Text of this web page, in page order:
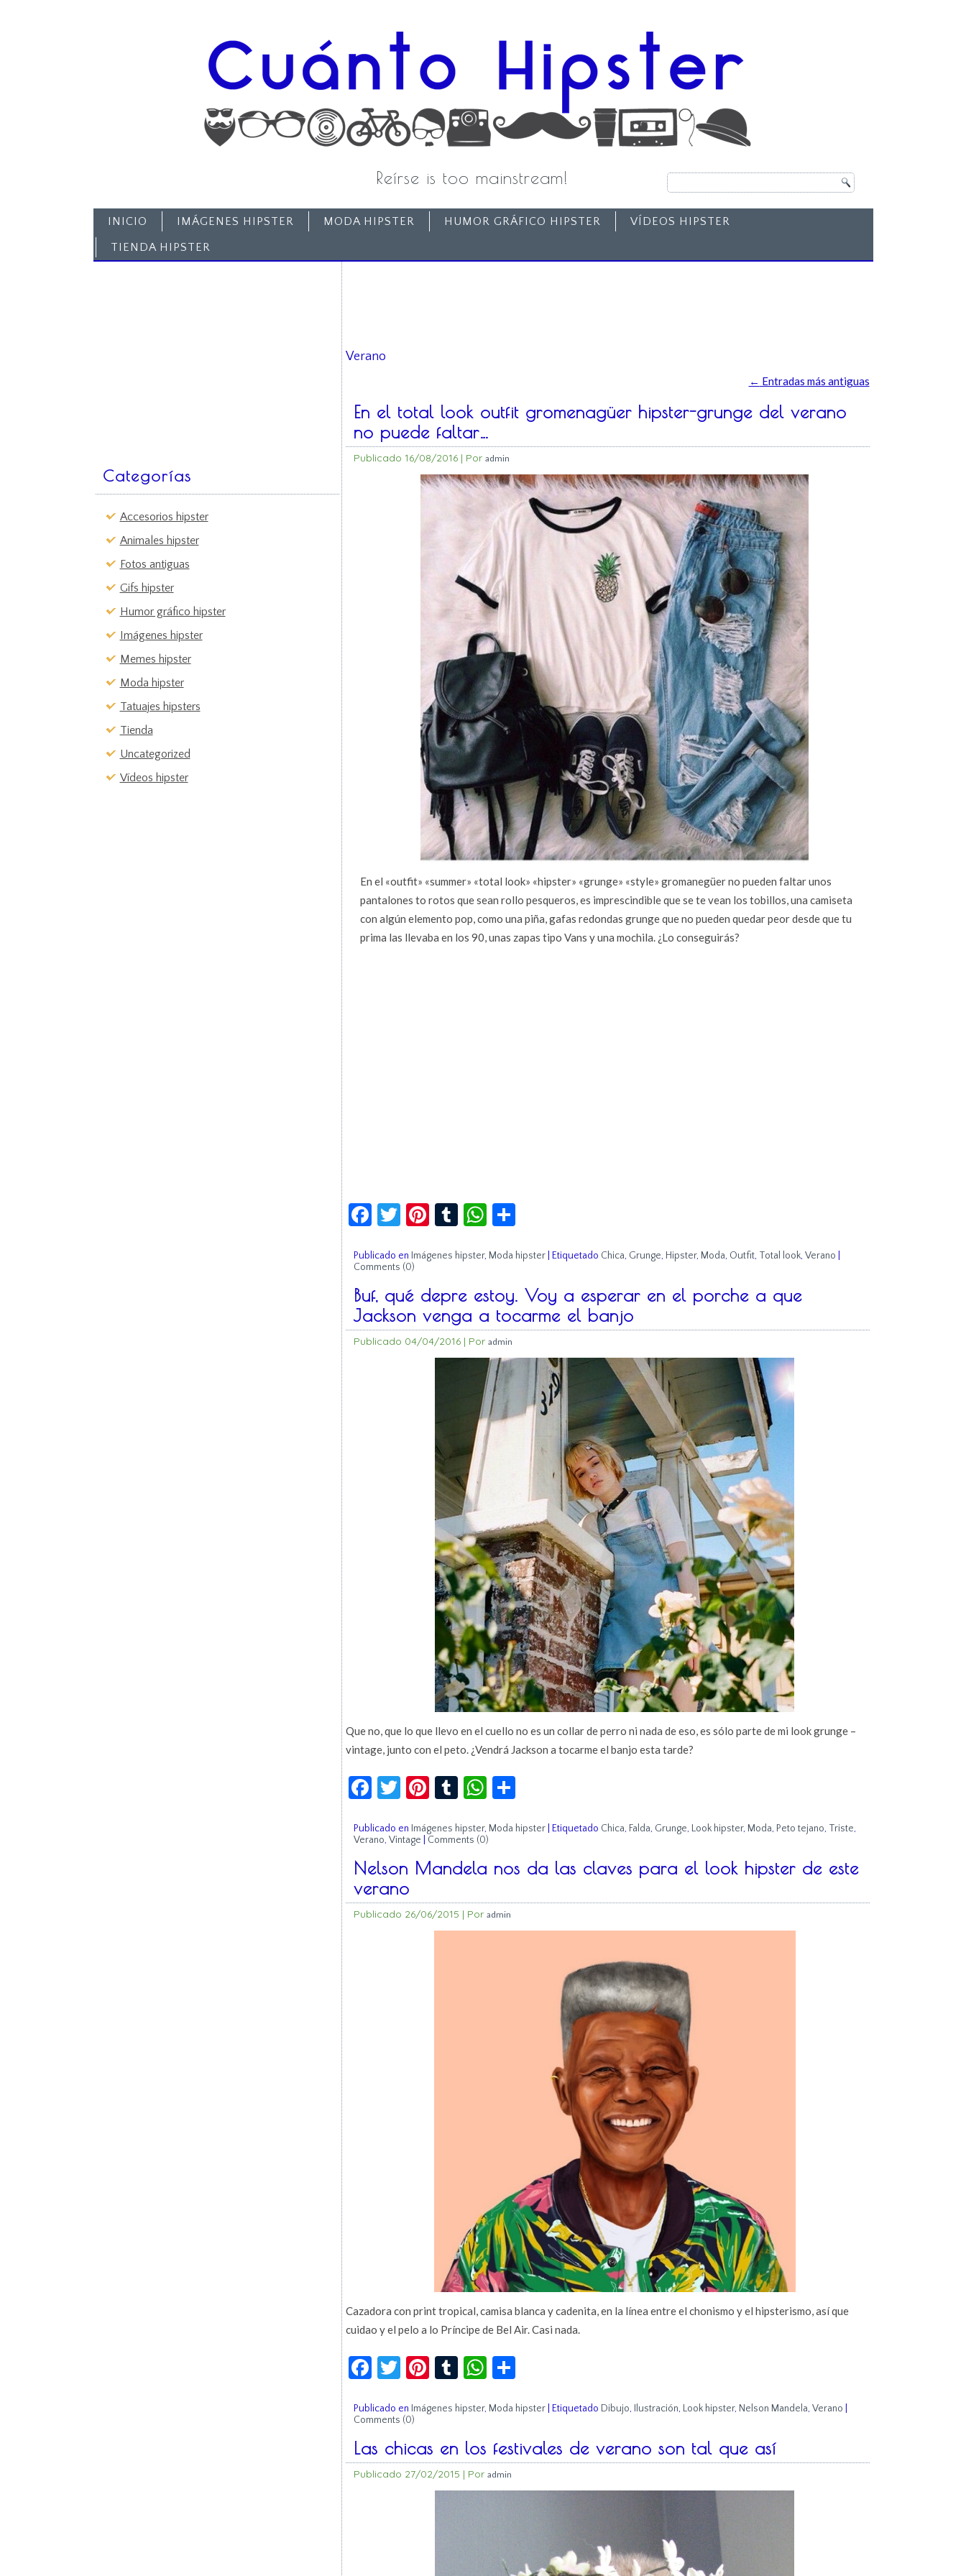
Reírse is too mainstream!
INICIO IMÁGENES HIPSTER MODA HIPSTER HUMOR GRÁFICO HIPSTER
VÍDEOS HIPSTER
TIENDA HIPSTER
Categorías
Accesorios hipster
Animales hipster
Fotos antiguas
Gifs hipster
Humor gráfico hipster
Imágenes hipster
Memes hipster
Moda hipster
Tatuajes hipsters
Tienda
Uncategorized
Vídeos hipster
Verano
← Entradas más antiguas
En el total look outfit gromenagüer hipster-grunge del verano
no puede faltar…
Publicado 16/08/2016| Por admin
En el «outfit» «summer» «total look» «hipster» «grunge» «style» gromanegüer no pueden faltar unos
pantalones to rotos que sean rollo pesqueros, es imprescindible que se te vean los tobillos, una camiseta
con algún elemento pop, como una piña, gafas redondas grunge que no pueden quedar peor desde que tu
prima las llevaba en los 90, unas zapas tipo Vans y una mochila. ¿Lo conseguirás?
Facebook
Twitter
Pinterest
TumblrWhatsApp
Compartir
Publicado en Imágenes hipster, Moda hipster| Etiquetado Chica, Grunge, Hipster, Moda, Outfit, Total look, Verano
Comments (0)
Buf, qué depre estoy. Voy a esperar en el porche a que
Jackson venga a tocarme el banjo
Publicado 04/04/2016| Por admin
Que no, que lo que llevo en el cuello no es un collar de perro ni nada de eso, es sólo parte de mi look grunge –
vintage, junto con el peto. ¿Vendrá Jackson a tocarme el banjo esta tarde?
Facebook
Twitter
Pinterest
TumblrWhatsApp
Compartir
Publicado en Imágenes hipster, Moda hipster| Etiquetado Chica, Falda, Grunge, Look hipster, Moda, Peto tejano, Triste,
Verano, Vintage Comments (0)
Nelson Mandela nos da las claves para el look hipster de este
verano
Publicado 26/06/2015 | Por admin
Cazadora con print tropical, camisa blanca y cadenita, en la línea entre el chonismo y el hipsterismo, así que
cuidao y el pelo a lo Príncipe de Bel Air. Casi nada.
Facebook
Twitter
Pinterest
TumblrWhatsApp
Compartir
Publicado en Imágenes hipster, Moda hipster| Etiquetado Dibujo, Ilustración, Look hipster, Nelson Mandela, Verano
Comments (0)
Las chicas en los festivales de verano son tal que así
Publicado 27/02/2015 | Por admin